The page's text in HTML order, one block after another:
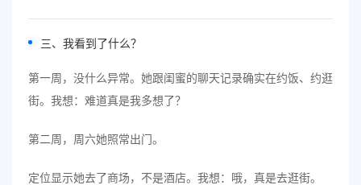
三、我看到了什么？
第一周，没什么异常。她跟闺蜜的聊天记录确实在约饭、约逛
街。我想：难道真是我多想了？
第二周，周六她照常出门。
定位显示她去了商场，不是酒店。我想：哦，真是去逛街。